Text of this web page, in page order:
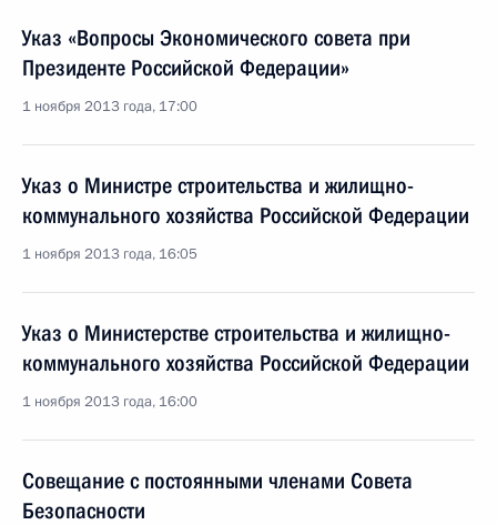
Указ «Вопросы Экономического совета при
Президенте Российской Федерации»
1 ноября 2013 года, 17:00
Указ о Министре строительства и жилищно-
коммунального хозяйства Российской Федерации
1 ноября 2013 года, 16:05
Указ о Министерстве строительства и жилищно-
коммунального хозяйства Российской Федерации
1 ноября 2013 года, 16:00
Совещание с постоянными членами Совета
Безопасности